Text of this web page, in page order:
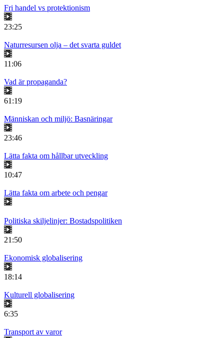
Fri handel vs protektionism
23:25
Naturresursen olja – det svarta guldet
11:06
Vad är propaganda?
61:19
Människan och miljö: Basnäringar
23:46
Lätta fakta om hållbar utveckling
10:47
Lätta fakta om arbete och pengar
Politiska skiljelinjer: Bostadspolitiken
21:50
Ekonomisk globalisering
18:14
Kulturell globalisering
6:35
Transport av varor